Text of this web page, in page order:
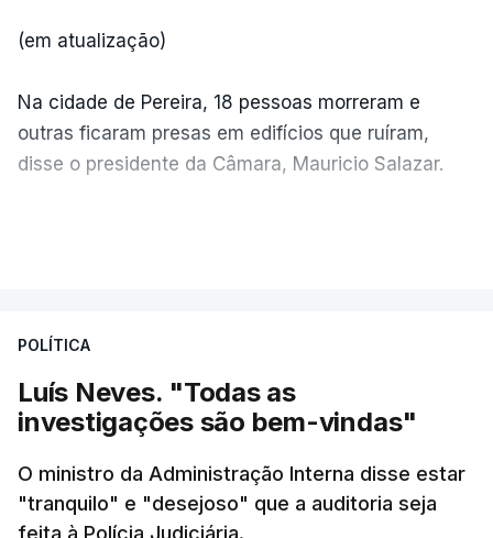
(em atualização)
Na cidade de Pereira, 18 pessoas morreram e
outras ficaram presas em edifícios que ruíram,
disse o presidente da Câmara, Mauricio Salazar.
"A situação é crítica",
entrevista à Rádio Caracol.
Pelo menos 20 prédios desabaram na cidade de
Cali, com várias pessoas presas nos escombros,
disse o autarca Alejandro Eder à agência Reuters.
POLÍTICA
Luís Neves. "Todas as
investigações são bem-vindas"
O ministro da Administração Interna disse estar
"tranquilo" e "desejoso" que a auditoria seja
feita à Polícia Judiciária.